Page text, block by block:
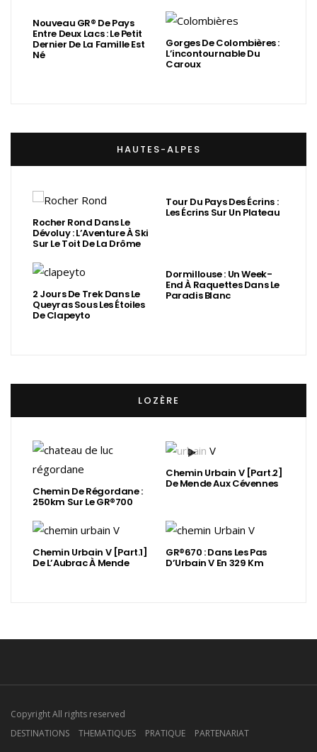
Nouveau GR® De Pays
Entre Deux Lacs : Le Petit
Dernier De La Famille Est
Né
Gorges De Colombières :
L’incontournable Du
Caroux
HAUTES-ALPES
Rocher Rond Dans Le
Dévoluy : L’Aventure À Ski
Sur Le Toit De La Drôme
Tour Du Pays Des Écrins :
Les Écrins Sur Un Plateau
2 Jours De Trek Dans Le
Queyras Sous Les Étoiles
De Clapeyto
Dormillouse : Un Week-
End À Raquettes Dans Le
Paradis Blanc
LOZÈRE
Chemin De Régordane :
250km Sur Le GR®700
Chemin Urbain V [Part.2]
De Mende Aux Cévennes
Chemin Urbain V [Part.1]
De L’Aubrac À Mende
GR®670 : Dans Les Pas
D’Urbain V En 329 Km
Copyright All rights reserved
DESTINATIONS
THEMATIQUES PRATIQUE PARTENARIAT